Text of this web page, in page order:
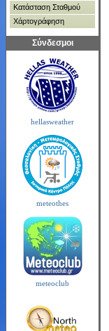
Κατάσταση Σταθμού
Χάρτoγράφηση
Σύνδεσμοι
hellasweather
meteothes
meteoclub